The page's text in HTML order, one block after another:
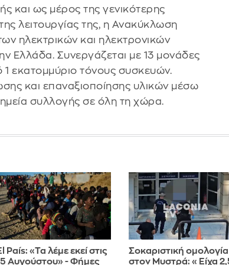
και ως μέρος της γενικότερης
λειτουργίας της, η Ανακύκλωση
ηλεκτρικών και ηλεκτρονικών
Ελλάδα. Συνεργάζεται με 13 μονάδες
1 εκατομμύριο τόνους συσκευών.
και επαναξιοποίησης υλικών μέσω
συλλογής σε όλη τη χώρα.
País: «Τα λέμε εκεί στις
Αυγούστου» - Φήμες
Σοκαριστική ομολογία
στον Μυστρά: «Είχα